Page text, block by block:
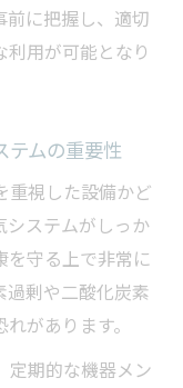
前に把握し、適切
用が可能となり
テムの重要性
重視した設備かど
システムがしっか
を守る上で非常に
過剰や二酸化炭素
があります。
定期的な機器メン